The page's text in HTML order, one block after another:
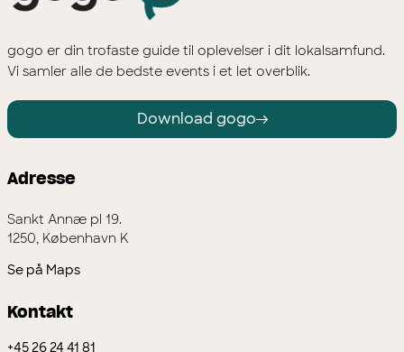
gogo er din trofaste guide til oplevelser i dit lokalsamfund.
Vi samler alle de bedste events i et let overblik.
Download gogo
Adresse
Sankt Annæ pl 19.
1250, København K
Se på Maps
Kontakt
+45 26 24 41 81